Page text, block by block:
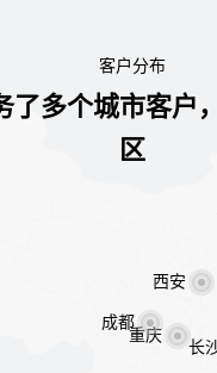
客户分布
了多个城市客户
区
长
西安
重庆
成都